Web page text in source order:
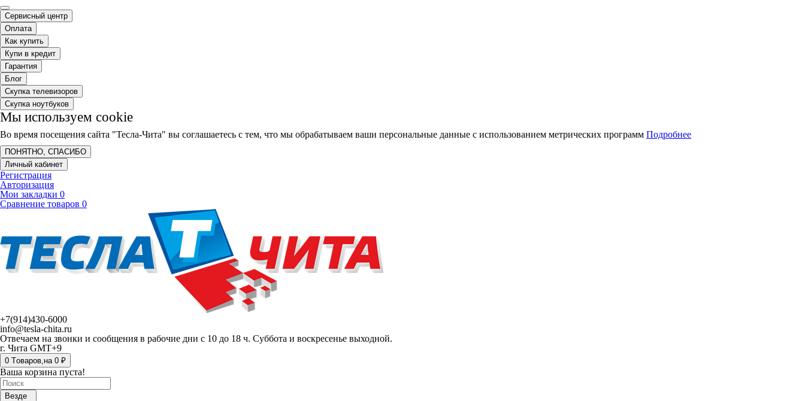
Сервисный центр
Оплата
Как купить
Купи в кредит
Гарантия
Блог
Скупка телевизоров
Скупка ноутбуков
Мы используем cookie
Во время посещения сайта "Тесла-Чита" вы соглашаетесь с тем, что мы обрабатываем ваши персональные данные с использованием метрических программ Подробнее
ПОНЯТНО, СПАСИБО
Личный кабинет
Регистрация
Авторизация
Мои закладки 0
Сравнение товаров 0
+7(914)430-6000
info@tesla-chita.ru
Отвечаем на звонки и сообщения в рабочие дни с 10 до 18 ч. Суббота и воскресенье выходной.
г. Чита GMT+9
0 Tоваров,на 0 ₽
Ваша корзина пуста!
Везде